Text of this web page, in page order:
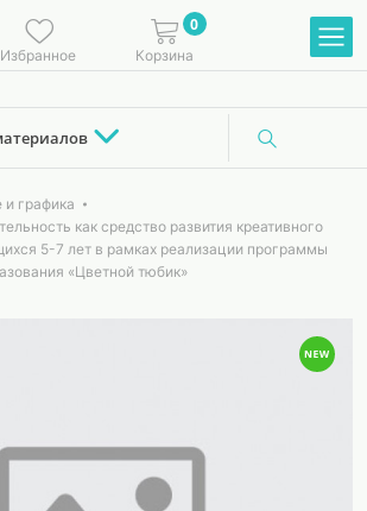
Избранное
0
Корзина
и графика
как средство развития креативного
5-7 лет в рамках реализации программы
«Цветной тюбик»